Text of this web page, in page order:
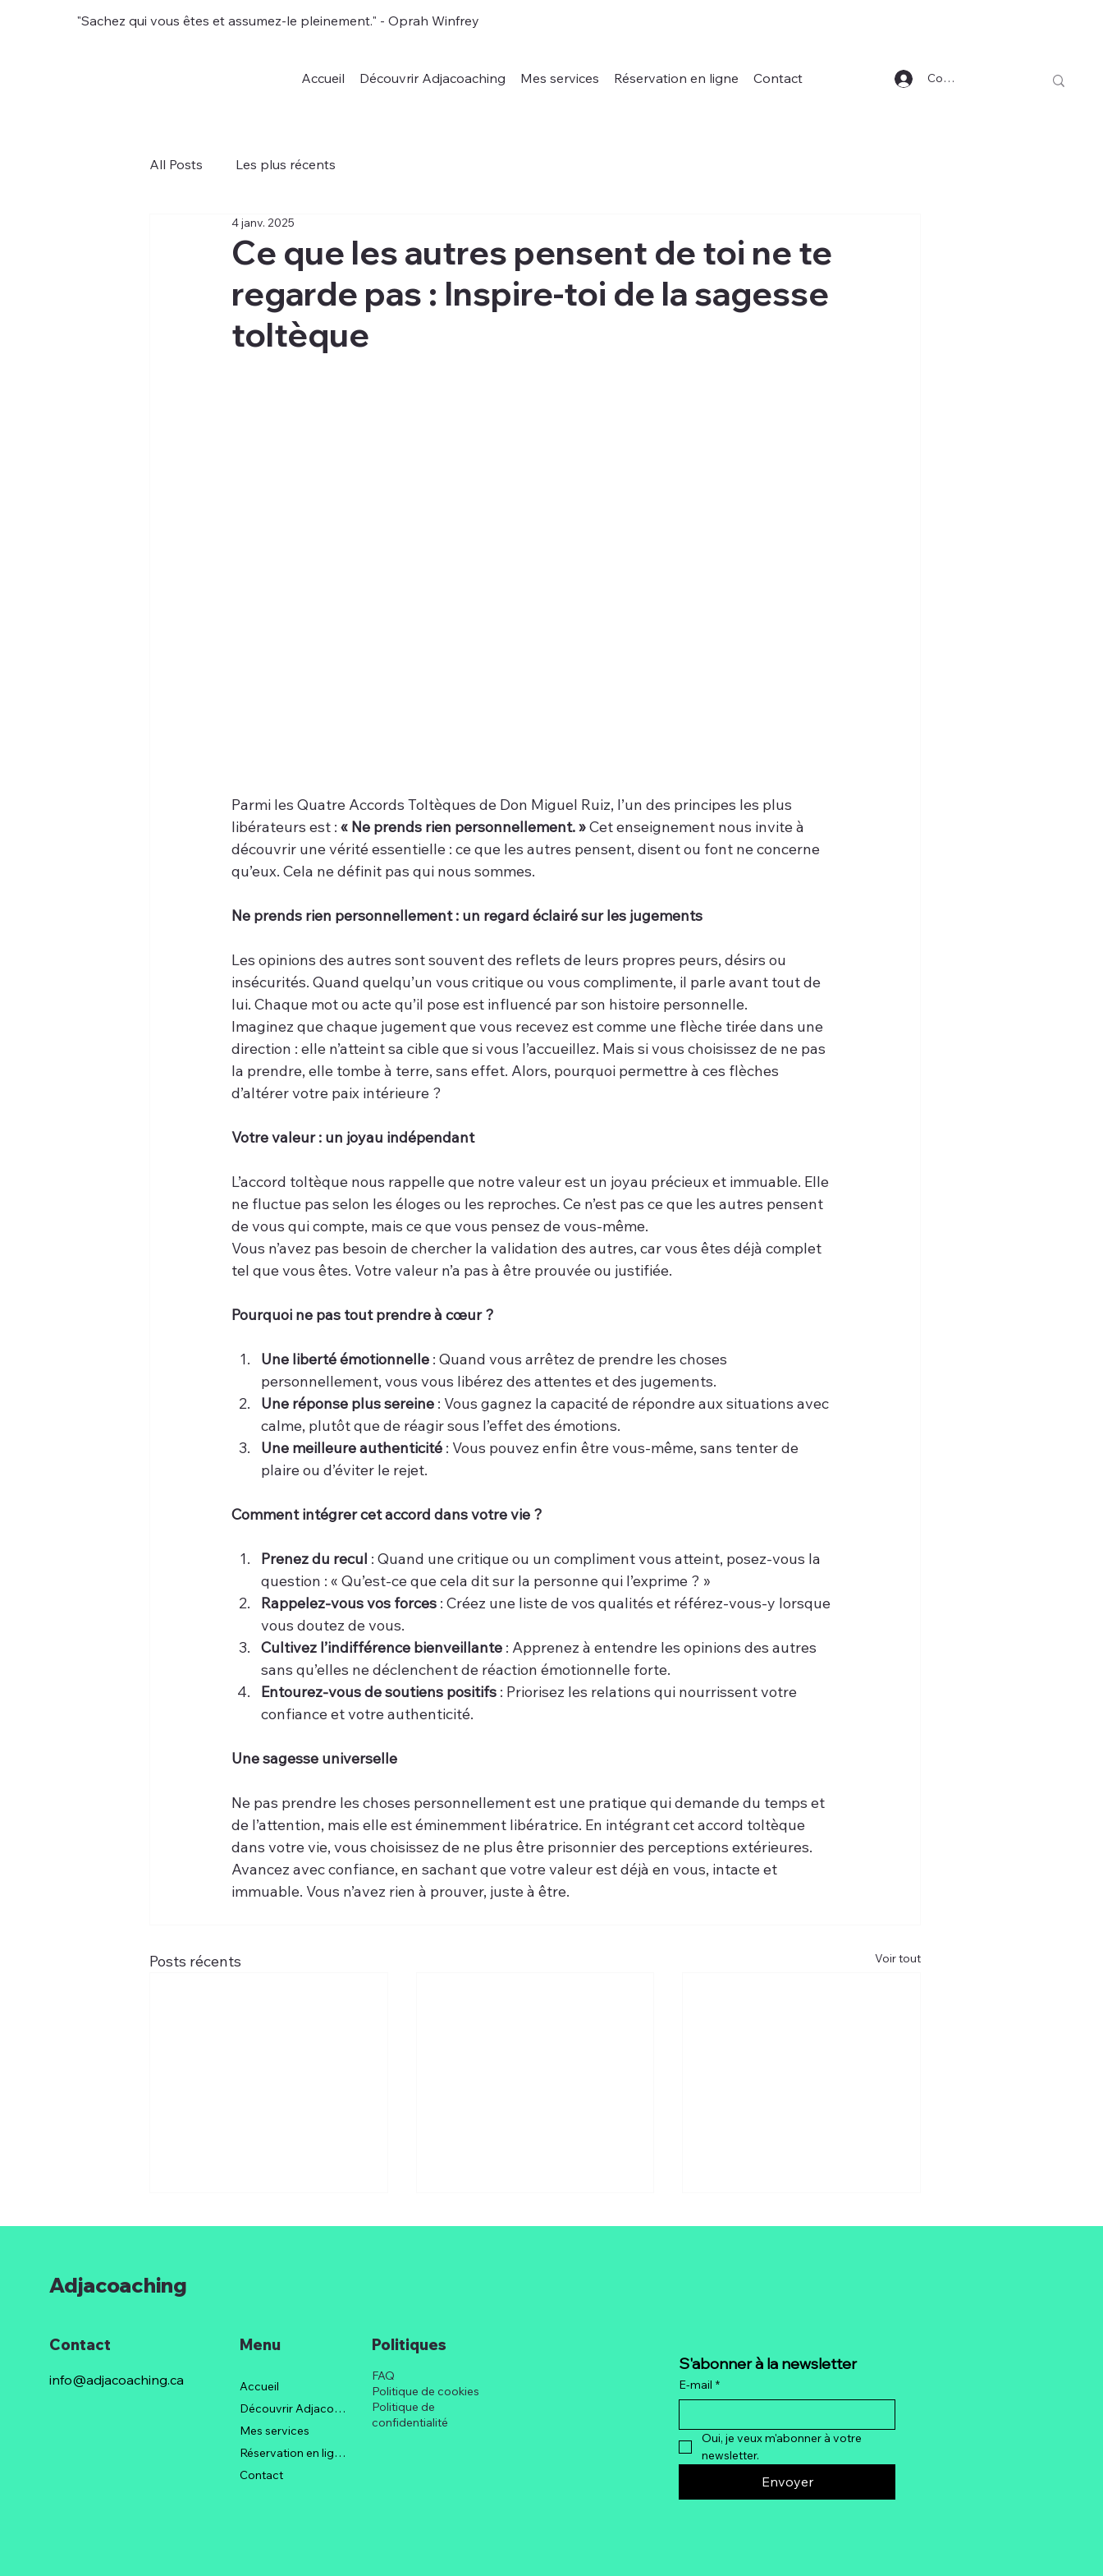
"Sachez qui vous êtes et assumez-le pleinement." - Oprah Winfrey
Accueil Découvrir Adjacoaching Mes services Réservation en ligne Contact Connexion
All Posts Les plus récents
Ce que les autres pensent de toi ne te
regarde pas : Inspire-toi de la sagesse
toltèque
4 janv. 2025
Parmi les Quatre Accords Toltèques de Don Miguel Ruiz, l’un des principes les plus
libérateurs est : « Ne prends rien personnellement. » Cet enseignement nous invite à
découvrir une vérité essentielle : ce que les autres pensent, disent ou font ne concerne
qu’eux. Cela ne définit pas qui nous sommes.
Ne prends rien personnellement : un regard éclairé sur les jugements
Les opinions des autres sont souvent des reflets de leurs propres peurs, désirs ou
insécurités. Quand quelqu’un vous critique ou vous complimente, il parle avant tout de
lui. Chaque mot ou acte qu’il pose est influencé par son histoire personnelle.
Imaginez que chaque jugement que vous recevez est comme une flèche tirée dans une
direction : elle n’atteint sa cible que si vous l’accueillez. Mais si vous choisissez de ne pas
la prendre, elle tombe à terre, sans effet. Alors, pourquoi permettre à ces flèches
d’altérer votre paix intérieure ?
Votre valeur : un joyau indépendant
L’accord toltèque nous rappelle que notre valeur est un joyau précieux et immuable. Elle
ne fluctue pas selon les éloges ou les reproches. Ce n’est pas ce que les autres pensent
de vous qui compte, mais ce que vous pensez de vous-même.
Vous n’avez pas besoin de chercher la validation des autres, car vous êtes déjà complet
tel que vous êtes. Votre valeur n’a pas à être prouvée ou justifiée.
Pourquoi ne pas tout prendre à cœur ?
Une liberté émotionnelle : Quand vous arrêtez de prendre les choses
personnellement, vous vous libérez des attentes et des jugements.
Une réponse plus sereine : Vous gagnez la capacité de répondre aux situations avec
calme, plutôt que de réagir sous l’effet des émotions.
Une meilleure authenticité : Vous pouvez enfin être vous-même, sans tenter de
plaire ou d’éviter le rejet.
Comment intégrer cet accord dans votre vie ?
Prenez du recul : Quand une critique ou un compliment vous atteint, posez-vous la
question : « Qu’est-ce que cela dit sur la personne qui l’exprime ? »
Rappelez-vous vos forces : Créez une liste de vos qualités et référez-vous-y lorsque
vous doutez de vous.
Cultivez l’indifférence bienveillante : Apprenez à entendre les opinions des autres
sans qu’elles ne déclenchent de réaction émotionnelle forte.
Entourez-vous de soutiens positifs : Priorisez les relations qui nourrissent votre
confiance et votre authenticité.
Une sagesse universelle
Ne pas prendre les choses personnellement est une pratique qui demande du temps et
de l’attention, mais elle est éminemment libératrice. En intégrant cet accord toltèque
dans votre vie, vous choisissez de ne plus être prisonnier des perceptions extérieures.
Avancez avec confiance, en sachant que votre valeur est déjà en vous, intacte et
immuable. Vous n’avez rien à prouver, juste à être.
Posts récents Voir tout
Burn-out de l’Entrepreneur
: Comment Prévenir
l’Épuisement et Retrouver
l’Équilibre ?
La Vulnérabilité au Travail :
Quand les Collègues sont
Hors Saison : Rester
Tendance dans un Bureau
Adjacoaching
info@adjacoaching.ca
Contact Menu
Accueil
Découvrir Adjacoaching
Mes services
Réservation en ligne
Contact
Politiques
FAQ
Politique de cookies
Politique de
confidentialité
S'abonner à la newsletter
E-mail *
Oui, je veux m'abonner à votre
newsletter.
Envoyer